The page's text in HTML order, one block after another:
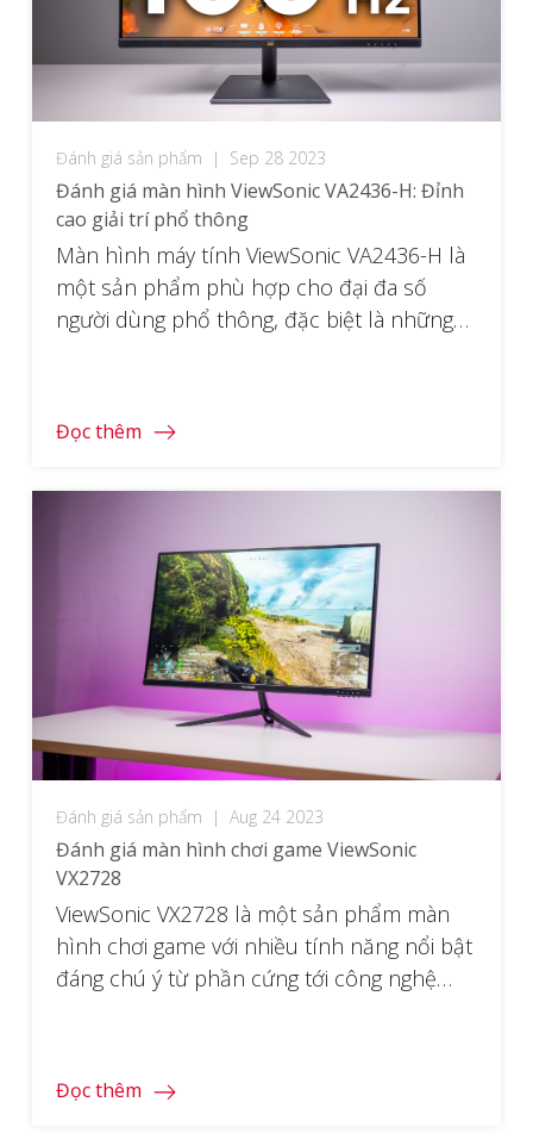
Đánh giá sản phẩm | Sep 28 2023
Đánh giá màn hình ViewSonic VA2436-H: Đỉnh
cao giải trí phổ thông
Màn hình máy tính ViewSonic VA2436-H là
một sản phẩm phù hợp cho đại đa số
người dùng phổ thông, đặc biệt là những
độ phản hồi […]
Đọc thêm
Đánh giá sản phẩm | Aug 24 2023
Đánh giá màn hình chơi game ViewSonic
VX2728
ViewSonic VX2728 là một sản phẩm màn
hình chơi game với nhiều tính năng nổi bật
đáng chú ý từ phần cứng tới công nghệ
Cùng với đó là tần […]
Đọc thêm